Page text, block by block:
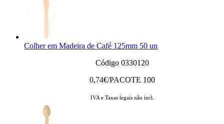
Colher em Madeira de Café 125mm 50 un
Código 0330120
0,74€/PACOTE 100
IVA e Taxas legais não incl.